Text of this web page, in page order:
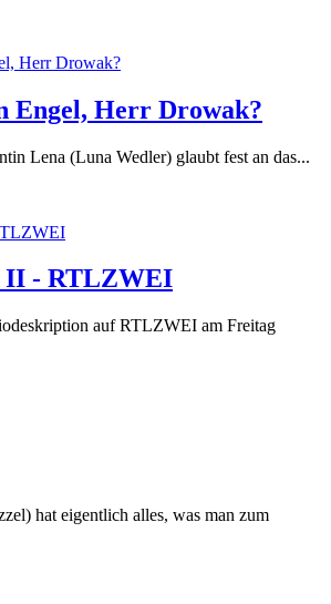
Engel, Herr Drowak?
Lena (Luna Wedler) glaubt fest an das...
II - RTLZWEI
auf RTLZWEI am Freitag
hat eigentlich alles, was man zum